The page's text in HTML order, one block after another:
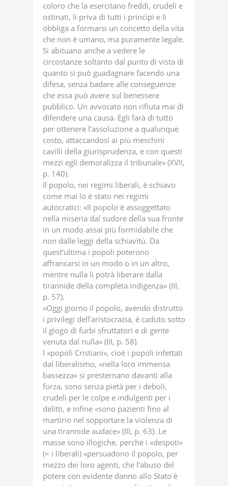
coloro che la esercitano freddi, crudeli e
ostinati, li priva di tutti i princìpi e li
obbliga a formarsi un concetto della vita
che non è umano, ma puramente legale.
Si abituano anche a vedere le
circostanze soltanto dal punto di vista di
quanto si può guadagnare facendo una
difesa, senza badare alle conseguenze
che essa può avere sul benessere
pubblico. Un avvocato non rifiuta mai di
difendere una causa. Egli farà di tutto
per ottenere l’assoluzione a qualunque
costo, attaccandosi ai più meschini
cavilli della giurisprudenza, e con questi
mezzi egli demoralizza il tribunale» (XVII,
p. 140).
Il popolo, nei regimi liberali, è schiavo
come mai lo è stato nei regimi
autocratici: «Il popolo è assoggettato
nella miseria dal sudore della sua fronte
in un modo assai più formidabile che
non dalle leggi della schiavitù. Da
quest’ultima i popoli poterono
affrancarsi in un modo o in un altro,
mentre nulla li potrà liberare dalla
tirannide della completa indigenza» (III,
p. 57).
«Oggi giorno il popolo, avendo distrutto
i privilegi dell’aristocrazia, è caduto sotto
il giogo di furbi sfruttatori e di gente
venuta dal nulla» (III, p. 58).
I «popoli Cristiani», cioè i popoli infettati
dal liberalismo, «nella loro immensa
bassezza» si presternano davanti alla
forza, sono senza pietà per i deboli,
crudeli per le colpe e indulgenti per i
delitti, e infine «sono pazienti fino al
martirio nel sopportare la violenza di
una tirannide audace» (III, p. 63). Le
masse sono illogiche, perché i «despoti»
(= i liberali) «persuadono il popolo, per
mezzo dei loro agenti, che l’abuso del
potere con evidente danno allo Stato è